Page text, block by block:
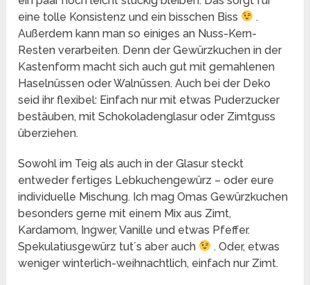
eine tolle Konsistenz und ein bisschen Biss
.
Außerdem kann man so einiges an Nuss-Kern-
Resten verarbeiten. Denn der Gewürzkuchen in der
Kastenform macht sich auch gut mit gemahlenen
Haselnüssen oder Walnüssen. Auch bei der Deko
seid ihr flexibel: Einfach nur mit etwas Puderzucker
bestäuben, mit Schokoladenglasur oder Zimtguss
überziehen.
Sowohl im Teig als auch in der Glasur steckt
entweder fertiges Lebkuchengewürz – oder eure
individuelle Mischung. Ich mag Omas Gewürzkuchen
besonders gerne mit einem Mix aus Zimt,
Kardamom, Ingwer, Vanille und etwas Pfeffer.
Spekulatiusgewürz tut´s aber auch
. Oder, etwas
weniger winterlich-weihnachtlich, einfach nur Zimt.